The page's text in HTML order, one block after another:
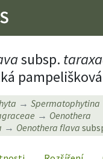
subsp.
pampelišková
Spermatophytina
Oenothera
Oenothera flava